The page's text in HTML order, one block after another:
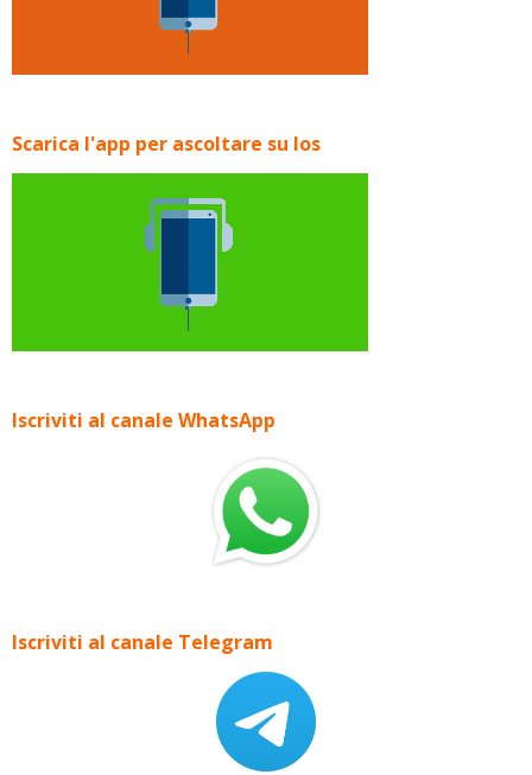
Scarica l'app per ascoltare su Ios
Iscriviti al canale WhatsApp
Iscriviti al canale Telegram